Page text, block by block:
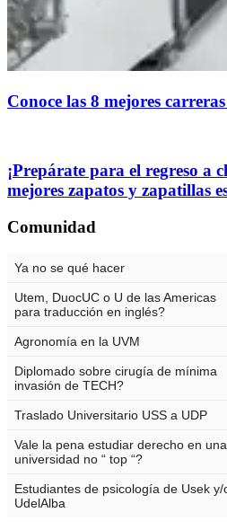
Conoce las 8 mejores
¡Prepárate para el regreso a
mejores zapatos y zapatillas
Comunidad